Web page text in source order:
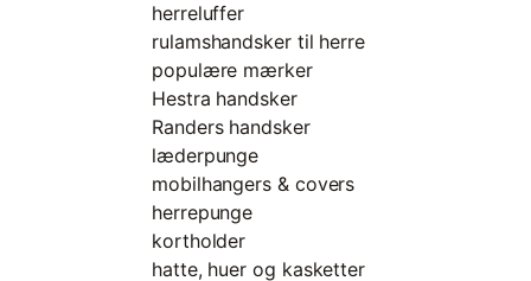
herreluffer
rulamshandsker til herre
populære mærker
Hestra handsker
Randers handsker
læderpunge
mobilhangers & covers
herrepunge
kortholder
hatte, huer og kasketter